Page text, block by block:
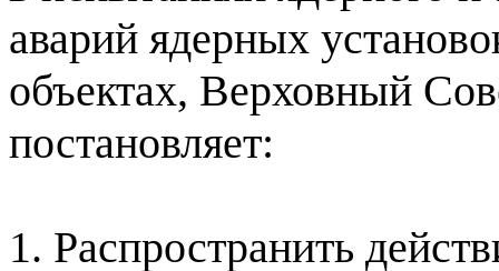
аварий ядерных
объектах, Верховный
постановляет:
1. Распространить